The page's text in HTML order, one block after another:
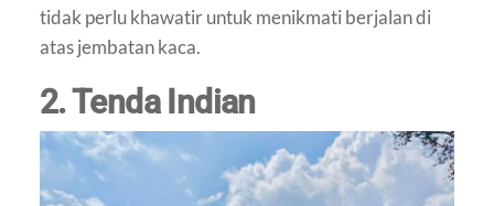
tidak perlu khawatir untuk menikmati berjalan di
atas jembatan kaca.
2. Tenda Indian